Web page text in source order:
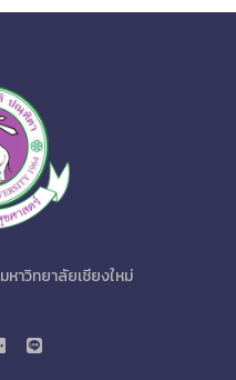
าวิทยาลัยเชียงใหม่